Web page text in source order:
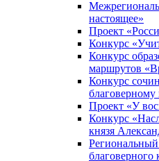
настоящее»
Проект
Конкурс
Конкурс
маршрутов
Конкурс
Проект «У
Конкурс
князя
благоверного